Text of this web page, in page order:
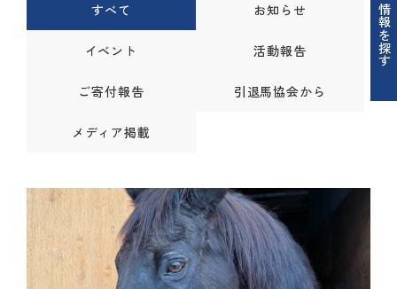
情報を探す
すべて お知らせ
イベント 活動報告
ご寄付報告 引退馬協会から
メディア掲載